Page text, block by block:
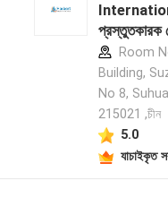
প্রস্তুতকারক
Room
Building,
No 8,
215021 ,চীন
5.0
যাচাইকৃত